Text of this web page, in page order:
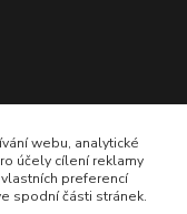
webu, analytické
účely cílení reklamy
preferencí
spodní části stránek.